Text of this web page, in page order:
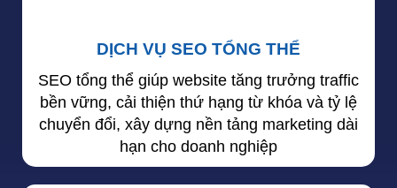
DỊCH VỤ SEO TỔNG THỂ
SEO tổng thể giúp website tăng trưởng traffic
bền vững, cải thiện thứ hạng từ khóa và tỷ lệ
chuyển đổi, xây dựng nền tảng marketing dài
hạn cho doanh nghiệp